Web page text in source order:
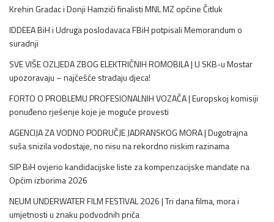
Krehin Gradac i Donji Hamzići finalisti MNL MZ općine Čitluk
IDDEEA BiH i Udruga poslodavaca FBiH potpisali Memorandum o
suradnji
SVE VIŠE OZLJEDA ZBOG ELEKTRIČNIH ROMOBILA | U SKB-u Mostar
upozoravaju – najčešće stradaju djeca!
FORTO O PROBLEMU PROFESIONALNIH VOZAČA | Europskoj komisiji
ponuđeno rješenje koje je moguće provesti
AGENCIJA ZA VODNO PODRUČJE JADRANSKOG MORA | Dugotrajna
suša snizila vodostaje, no nisu na rekordno niskim razinama
SIP BiH ovjerio kandidacijske liste za kompenzacijske mandate na
Općim izborima 2026
NEUM UNDERWATER FILM FESTIVAL 2026 | Tri dana filma, mora i
umjetnosti u znaku podvodnih priča